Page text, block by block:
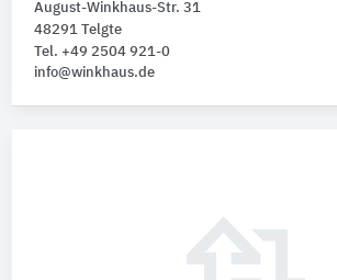
August-Winkhaus-Str. 31
48291 Telgte
Tel. +49 2504 921-0
info@winkhaus.de